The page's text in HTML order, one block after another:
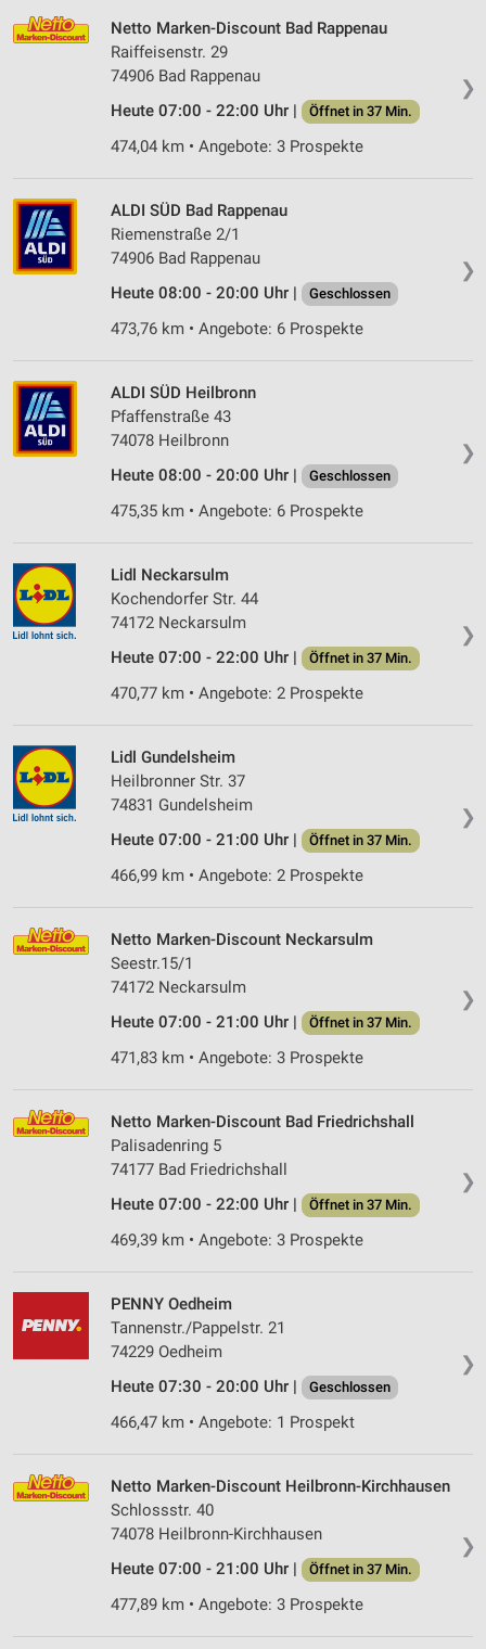
❯
Netto Marken-Discount Bad Rappenau
Raiffeisenstr. 29
74906 Bad Rappenau
Heute 07:00 - 22:00 Uhr |
Öffnet in 37 Min.
474,04 km • Angebote: 3 Prospekte
❯
ALDI SÜD Bad Rappenau
Riemenstraße 2/1
74906 Bad Rappenau
Heute 08:00 - 20:00 Uhr |
Geschlossen
473,76 km • Angebote: 6 Prospekte
❯
ALDI SÜD Heilbronn
Pfaffenstraße 43
74078 Heilbronn
Heute 08:00 - 20:00 Uhr |
Geschlossen
475,35 km • Angebote: 6 Prospekte
❯
Lidl Neckarsulm
Kochendorfer Str. 44
74172 Neckarsulm
Heute 07:00 - 22:00 Uhr |
Öffnet in 37 Min.
470,77 km • Angebote: 2 Prospekte
❯
Lidl Gundelsheim
Heilbronner Str. 37
74831 Gundelsheim
Heute 07:00 - 21:00 Uhr |
Öffnet in 37 Min.
466,99 km • Angebote: 2 Prospekte
❯
Netto Marken-Discount Neckarsulm
Seestr.15/1
74172 Neckarsulm
Heute 07:00 - 21:00 Uhr |
Öffnet in 37 Min.
471,83 km • Angebote: 3 Prospekte
❯
Netto Marken-Discount Bad Friedrichshall
Palisadenring 5
74177 Bad Friedrichshall
Heute 07:00 - 22:00 Uhr |
Öffnet in 37 Min.
469,39 km • Angebote: 3 Prospekte
❯
PENNY Oedheim
Tannenstr./Pappelstr. 21
74229 Oedheim
Heute 07:30 - 20:00 Uhr |
Geschlossen
466,47 km • Angebote: 1 Prospekt
❯
Netto Marken-Discount Heilbronn-Kirchhausen
Schlossstr. 40
74078 Heilbronn-Kirchhausen
Heute 07:00 - 21:00 Uhr |
Öffnet in 37 Min.
477,89 km • Angebote: 3 Prospekte